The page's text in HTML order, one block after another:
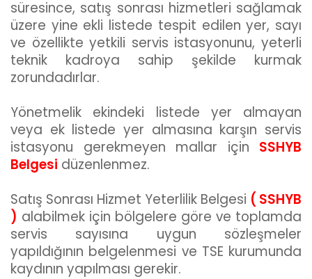
süresince, satış sonrası hizmetleri sağlamak
üzere yine ekli listede tespit edilen yer, sayı
ve özellikte yetkili servis istasyonunu, yeterli
teknik kadroya sahip şekilde kurmak
zorundadırlar.
Yönetmelik ekindeki listede yer almayan
veya ek listede yer almasına karşın servis
istasyonu gerekmeyen mallar için SSHYB
Belgesi düzenlenmez.
Satış Sonrası Hizmet Yeterlilik Belgesi ( SSHYB
) alabilmek için bölgelere göre ve toplamda
servis sayısına uygun sözleşmeler
yapıldığının belgelenmesi ve TSE kurumunda
kaydının yapılması gerekir.